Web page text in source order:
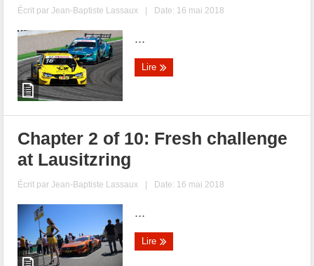
Écrit parJean-Baptiste Lassaux | Date: 16 mai 2018
...
Lire
Chapter 2 of 10: Fresh challenge
at Lausitzring
Écrit parJean-Baptiste Lassaux | Date: 16 mai 2018
...
Lire